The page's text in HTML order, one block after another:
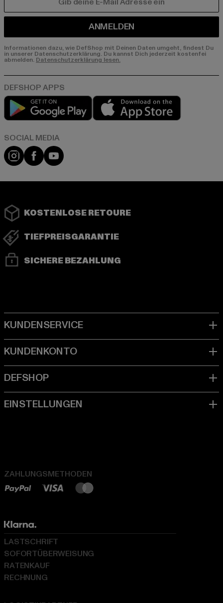
ANMELDEN
Informationen dazu, wie DefShop mit Deinen Daten umgeht, findest Du
in unserer Datenschutzerklärung. Du kannst Dich jederzeit kostenfei
abmelden. Datenschutzerklärung lesen.
Play market
Instagram
FacebookYouTube
KOSTENLOSE RETOURE
TIEFPREISGARANTIE
SICHERE BEZAHLUNG
ZAHLUNGSMETHODEN
LASTSCHRIFT
SOFORTÜBERWEISUNG
RATENKAUF
RECHNUNG